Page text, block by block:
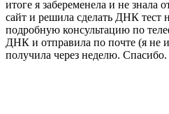
итоге я забеременела и не знала
сайт и решила сделать ДНК тест
подробную консультацию по
ДНК и отправила по почте (я не
получила через неделю. Спасибо.